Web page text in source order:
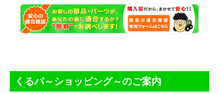
くるパ～ショッピング～のご案内